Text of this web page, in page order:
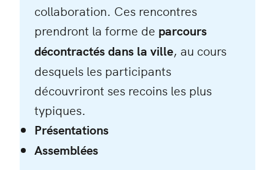
collaboration. Ces rencontres
prendront la forme de parcours
décontractés dans la ville, au cours
desquels les participants
découvriront ses recoins les plus
typiques.
Présentations
Assemblées